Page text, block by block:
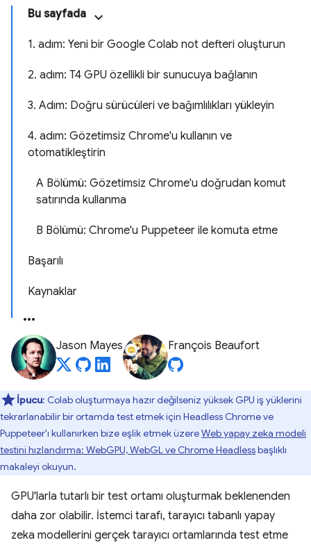
Bu sayfada
1. adım: Yeni bir Google Colab not defteri oluşturun
2. adım: T4 GPU özellikli bir sunucuya bağlanın
3. Adım: Doğru sürücüleri ve bağımlılıkları yükleyin
4. adım: Gözetimsiz Chrome'u kullanın ve
otomatikleştirin
A Bölümü: Gözetimsiz Chrome'u doğrudan komut
satırında kullanma
B Bölümü: Chrome'u Puppeteer ile komuta etme
Başarılı
Kaynaklar
Jason Mayes François Beaufort
İpucu: Colab oluşturmaya hazır değilseniz yüksek GPU iş yüklerini
tekrarlanabilir bir ortamda test etmek için Headless Chrome ve
Puppeteer'ı kullanırken bize eşlik etmek üzereWeb yapay zeka modeli
testini hızlandırma: WebGPU, WebGL ve Chrome Headlessbaşlıklı
makaleyi okuyun.
GPU'larla tutarlı bir test ortamı oluşturmak beklenenden
daha zor olabilir. İstemci tarafı, tarayıcı tabanlı yapay
zeka modellerini gerçek tarayıcı ortamlarında test etme